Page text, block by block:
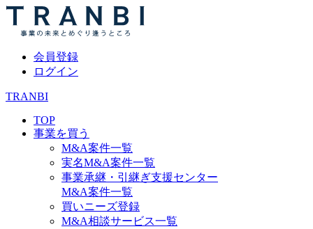
会員登録
ログイン
TRANBI
TOP
事業を買う
M&A案件一覧
実名M&A案件一覧
事業承継・引継ぎ支援センター
M&A案件一覧
買いニーズ登録
M&A相談サービス一覧